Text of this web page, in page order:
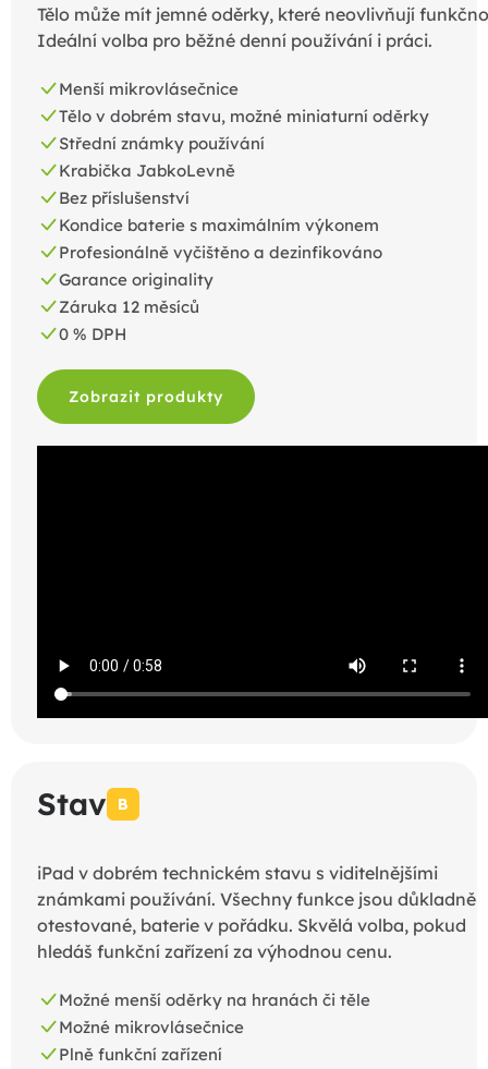
Tělo může mít jemné oděrky, které neovlivňují
Ideální volba pro běžné denní používání i práci.
Menší mikrovlásečnice
Tělo v dobrém stavu, možné miniaturní oděrky
Střední známky používání
Krabička JabkoLevně
Bez příslušenství
Kondice baterie s maximálním výkonem
Profesionálně vyčištěno a dezinfikováno
Garance originality
Záruka 12 měsíců
0 % DPH
Zobrazit produkty
Stav B
iPad v dobrém technickém stavu s viditelnějšími
známkami používání. Všechny funkce jsou důkladně
otestované, baterie v pořádku. Skvělá volba, pokud
hledáš funkční zařízení za výhodnou cenu.
Možné menší oděrky na hranách či těle
Možné mikrovlásečnice
Plně funkční zařízení